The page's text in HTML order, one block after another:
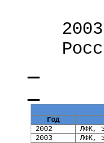
Год
2002
ЛФК,
2003
ЛФК,